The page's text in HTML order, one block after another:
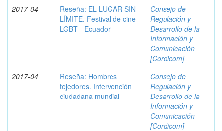
2017-04
Reseña: EL LUGAR SIN
LÍMITE. Festival de cine
LGBT - Ecuador
Consejo de
Regulación y
Desarrollo de la
Información y
Comunicación
[Cordicom]
2017-04
Reseña: Hombres
tejedores. Intervención
ciudadana mundial
Consejo de
Regulación y
Desarrollo de la
Información y
Comunicación
[Cordicom]